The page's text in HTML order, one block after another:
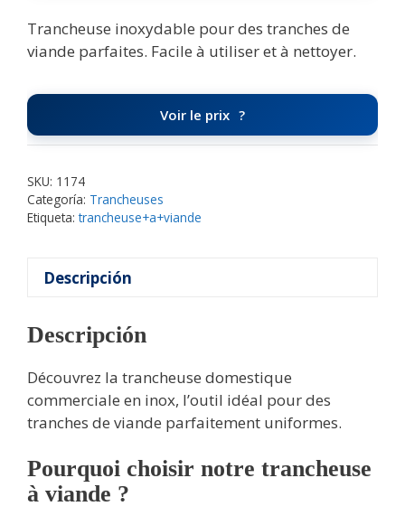
Trancheuse inoxydable pour des tranches de
viande parfaites. Facile à utiliser et à nettoyer.
Voir le prix
SKU: 1174
Categoría: Trancheuses
Etiqueta:trancheuse+a+viande
Descripción
Descripción
Découvrez la trancheuse domestique
commerciale en inox, l’outil idéal pour des
tranches de viande parfaitement uniformes.
Pourquoi choisir notre trancheuse
à viande ?